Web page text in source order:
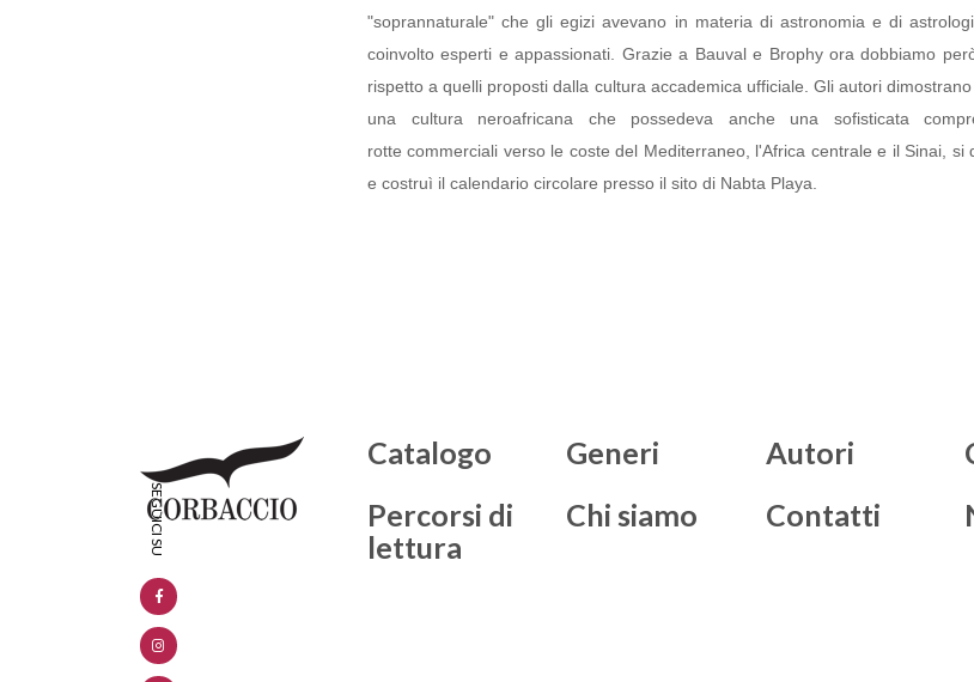
"soprannaturale" che gli egizi avevano in materia di astronomia e di
coinvolto esperti e appassionati. Grazie a Bauval e Brophy ora dobbiamo
rispetto a quelli proposti dalla cultura accademica ufficiale. Gli autori
una cultura neroafricana che possedeva anche una sofisticata
rotte commerciali verso le coste del Mediterraneo, l'Africa centrale e il Sinai, si
e costruì il calendario circolare presso il sito di Nabta Playa.
Catalogo
Percorsi di
lettura
Generi
Chi siamo
Autori
Contatti